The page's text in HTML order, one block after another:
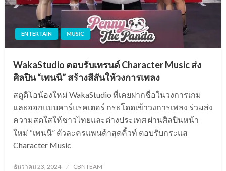
ENTERTAIN MUSIC
WakaStudio ตอบรับเทรนด์ Character Music ส่ง
ศิลปิน “เพนนี” สร้างสีสันให้วงการเพลง
สตูดิโอน้องใหม่ WakaStudio ที่เคยฝากชื่อในวงการเกม
และออกแบบคาร์แรคเตอร์ กระโดดเข้าวงการเพลง ร่วมส่ง
ความสดใสให้ชาวไทยและต่างประเทศ ผ่านศิลปินหน้า
ใหม่ “เพนนี” ตัวละครแพนด้าสุดคิ้วท์ ตอบรับกระแส
Character Music
Posted
ธันวาคม 23, 2024 CBNTEAM